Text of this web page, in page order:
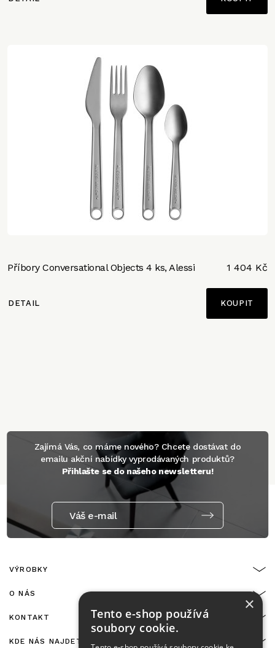
Příbory Conversational Objects 4 ks, Alessi 1 404 Kč
DETAIL
Zajímá Vás, co máme nového? Chcete dostávat do
emailu akční nabídky vyprodávaných produktů?
Přihlašte se do našeho newsletteru!
Váš e-mail
VÝROBKY
O NÁS
KONTAKT
KDE NÁS NAJDETE
×
Tento e-shop používá
soubory cookie.